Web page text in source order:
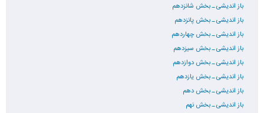
باز اندیشی ـ بخش شانزدهم
باز اندیشی ـ بخش پانزدهم
باز اندیشی ـ بخش چهاردهم
باز اندیشی ـ بخش سیزدهم
باز اندیشی ـ بخش دوازدهم
باز اندیشی ـ بخش یازدهم
باز اندیشی ـ بخش دهم
باز اندیشی ـ بخش نهم